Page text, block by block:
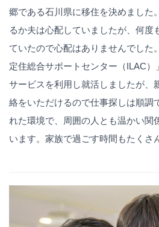
郷である石川県に移住を決めました
るか夫は心配していましたが、何度
ていたので心配はありませんでした
定住総合サポートセンター（ILAC
サービスを利用し就活しましたが、
絡をいただけるので仕事探しは順調
れた環境で、周囲の人とも温かい関
います。家族で過ごす時間もたくさ